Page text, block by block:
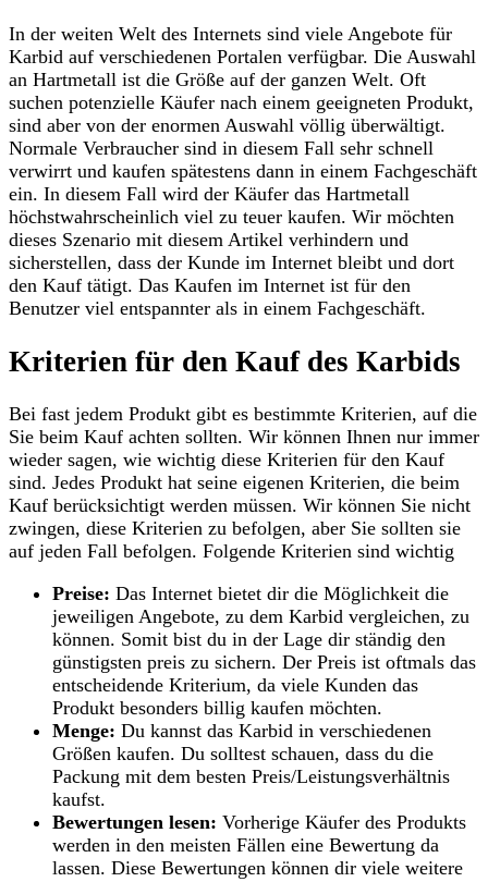
In der weiten Welt des Internets sind viele Angebote für
Karbid auf verschiedenen Portalen verfügbar. Die Auswahl
an Hartmetall ist die Größe auf der ganzen Welt. Oft
suchen potenzielle Käufer nach einem geeigneten Produkt,
sind aber von der enormen Auswahl völlig überwältigt.
Normale Verbraucher sind in diesem Fall sehr schnell
verwirrt und kaufen spätestens dann in einem Fachgeschäft
ein. In diesem Fall wird der Käufer das Hartmetall
höchstwahrscheinlich viel zu teuer kaufen. Wir möchten
dieses Szenario mit diesem Artikel verhindern und
sicherstellen, dass der Kunde im Internet bleibt und dort
den Kauf tätigt. Das Kaufen im Internet ist für den
Benutzer viel entspannter als in einem Fachgeschäft.
Kriterien für den Kauf des Karbids
Bei fast jedem Produkt gibt es bestimmte Kriterien, auf die
Sie beim Kauf achten sollten. Wir können Ihnen nur immer
wieder sagen, wie wichtig diese Kriterien für den Kauf
sind. Jedes Produkt hat seine eigenen Kriterien, die beim
Kauf berücksichtigt werden müssen. Wir können Sie nicht
zwingen, diese Kriterien zu befolgen, aber Sie sollten sie
auf jeden Fall befolgen. Folgende Kriterien sind wichtig
Preise: Das Internet bietet dir die Möglichkeit die
jeweiligen Angebote, zu dem Karbid vergleichen, zu
können. Somit bist du in der Lage dir ständig den
günstigsten preis zu sichern. Der Preis ist oftmals das
entscheidende Kriterium, da viele Kunden das
Produkt besonders billig kaufen möchten.
Menge: Du kannst das Karbid in verschiedenen
Größen kaufen. Du solltest schauen, dass du die
Packung mit dem besten Preis/Leistungsverhältnis
kaufst.
Bewertungen lesen: Vorherige Käufer des Produkts
werden in den meisten Fällen eine Bewertung da
lassen. Diese Bewertungen können dir viele weitere